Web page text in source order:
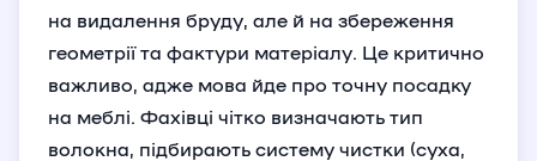
на видалення бруду, але й на збереження
геометрії та фактури матеріалу. Це критично
важливо, адже мова йде про точну посадку
на меблі. Фахівці чітко визначають тип
волокна, підбирають систему чистки (суха,